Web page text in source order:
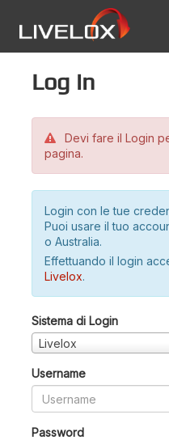
Log in
Devi fare il Login
pagina.
Login con le tue
Puoi usare il tuo
o Australia.
Effettuando il login
Livelox.
Sistema di Login
Livelox
Username
Password